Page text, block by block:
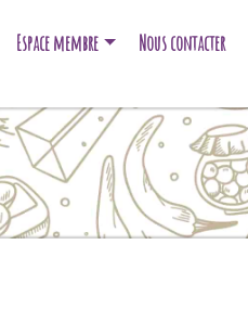
Espace membre Nous contacter